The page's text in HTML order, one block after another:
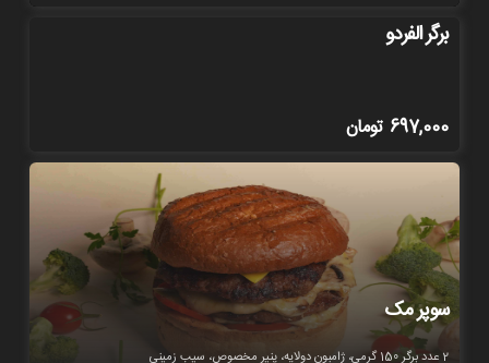
برگر الفردو
697,000 تومان
سوپر مک
2 عدد برگر 150 گرمی، ژامبون دولایه، پنیر مخصوص، سیب زمینی